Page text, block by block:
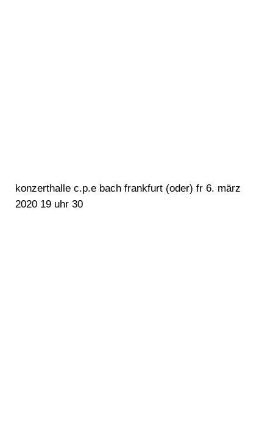
konzerthalle c.p.e bach frankfurt (oder) fr 6. märz
2020 19 uhr 30